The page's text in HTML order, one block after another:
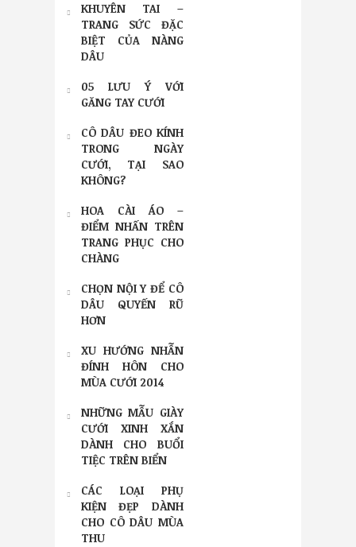
KHUYÊN TAI –
TRANG SỨC ĐẶC
BIỆT CỦA NÀNG
DÂU
05 LƯU Ý VỚI
GĂNG TAY CƯỚI
CÔ DÂU ĐEO KÍNH
TRONG NGÀY
CƯỚI, TẠI SAO
KHÔNG?
HOA CÀI ÁO –
ĐIỂM NHẤN TRÊN
TRANG PHỤC CHO
CHÀNG
CHỌN NỘI Y ĐỂ CÔ
DÂU QUYẾN RŨ
HƠN
XU HƯỚNG NHẪN
ĐÍNH HÔN CHO
MÙA CƯỚI 2014
NHỮNG MẪU GIÀY
CƯỚI XINH XẮN
DÀNH CHO BUỔI
TIỆC TRÊN BIỂN
CÁC LOẠI PHỤ
KIỆN ĐẸP DÀNH
CHO CÔ DÂU MÙA
THU